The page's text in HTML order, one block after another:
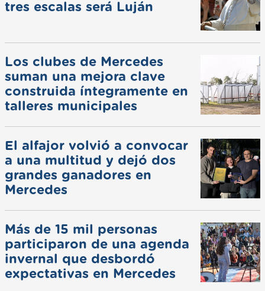
tres escalas será Luján
Los clubes de Mercedes
suman una mejora clave
construida íntegramente en
talleres municipales
El alfajor volvió a convocar
a una multitud y dejó dos
grandes ganadores en
Mercedes
Más de 15 mil personas
participaron de una agenda
invernal que desbordó
expectativas en Mercedes